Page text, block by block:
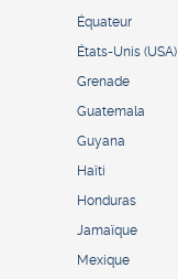
Équateur
États-Unis (USA)
Grenade
Guatemala
Guyana
Haïti
Honduras
Jamaïque
Mexique